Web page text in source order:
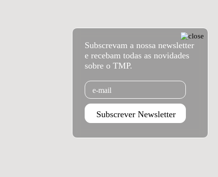
Subscrevam a nossa newsletter
e recebam todas as novidades
sobre o TMP.
Email
Subscrever Newsletter